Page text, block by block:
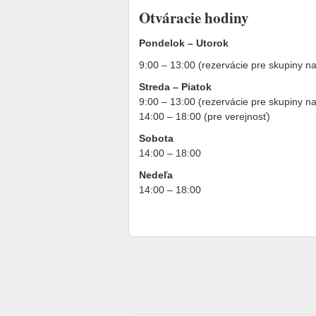
Otváracie hodiny
Pondelok – Utorok
9:00 – 13:00 (rezervácie pre skupiny
Streda – Piatok
9:00 – 13:00 (rezervácie pre skupiny
14:00 – 18:00 (pre verejnosť)
Sobota
14:00 – 18:00
Nedeľa
14:00 – 18:00